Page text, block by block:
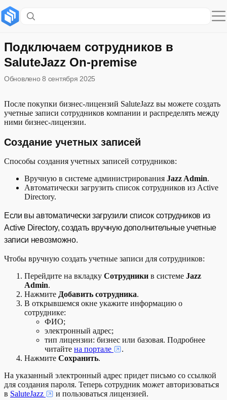
Создание учетных записей
Управление учетными записями
Подключаем сотрудников в
SaluteJazz On-premise
Обновлено 8 сентября 2025
После покупки бизнес-лицензий SaluteJazz вы можете создать
учетные записи сотрудников компании и распределять между
ними бизнес-лицензии.
Создание учетных записей
Способы создания учетных записей сотрудников:
Вручную в системе администрирования Jazz Admin.
Автоматически загрузить список сотрудников из Active
Directory.
Если вы автоматически загрузили список сотрудников из
Active Directory, создать вручную дополнительные учетные
записи невозможно.
Чтобы вручную создать учетные записи для сотрудников:
Перейдите на вкладку Сотрудники в системе Jazz
Admin.
Нажмите Добавить сотрудника.
В открывшемся окне укажите информацию о
сотруднике:
ФИО;
электронный адрес;
тип лицензии: бизнес или базовая. Подробнее
читайте на портале
.
Нажмите Сохранить.
На указанный электронный адрес придет письмо со ссылкой
для создания пароля. Теперь сотрудник может авторизоваться
в SaluteJazz и пользоваться лицензией.